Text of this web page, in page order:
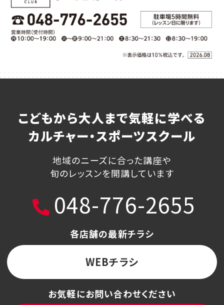
こどもから大人まで気軽に学べる
カルチャー・スポーツスクール
地域のニーズに合った講座や
旬のレッスンを開講しています
048-776-2655
各店舗の最新チラシ
WEBチラシ
お気軽にお問い合わせください